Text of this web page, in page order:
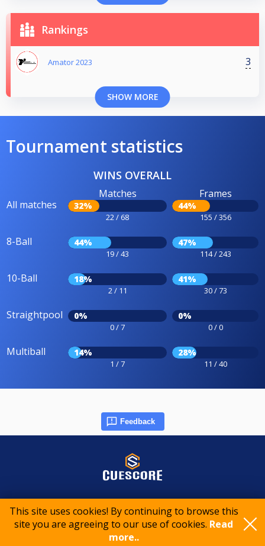
This site uses cookies! By continuing to browse this
site you are agreeing to our use of cookies. Read
more..
Rankings
Amator 2023 3
SHOW MORE
Tournament statistics
WINS OVERALL
All matches
Matches
32%
22 / 68
Frames
44%
155 / 356
8-Ball 44%
19 / 43
47%
114 / 243
10-Ball 18%
2 / 11
41%
30 / 73
Straightpool 0%
0 / 7
0%
0 / 0
Multiball 14%
1 / 7
28%
11 / 40
Feedback
© 2015-2026 CueScore International
Privacy policy